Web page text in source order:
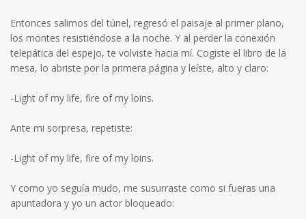
Entonces salimos del túnel, regresó el paisaje al primer plano,
los montes resistiéndose a la noche. Y al perder la conexión
telepática del espejo, te volviste hacia mí. Cogiste el libro de la
mesa, lo abriste por la primera página y leíste, alto y claro:
-Light of my life, fire of my loins.
Ante mi sorpresa, repetiste:
-Light of my life, fire of my loins.
Y como yo seguía mudo, me susurraste como si fueras una
apuntadora y yo un actor bloqueado: